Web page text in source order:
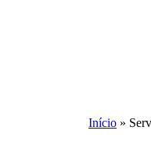
Início »